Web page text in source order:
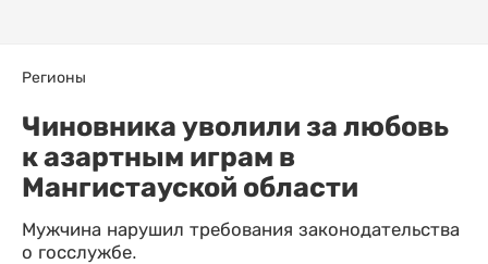
Регионы
Чиновника уволили за любовь
к азартным играм в
Мангистауской области
Мужчина нарушил требования законодательства
о госслужбе.